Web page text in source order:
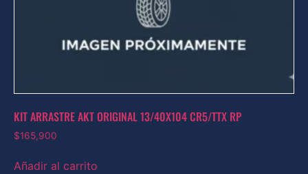
KIT ARRASTRE AKT ORIGINAL 13/40X104 CR5/TTX RP
$165,900
Añadir al carrito